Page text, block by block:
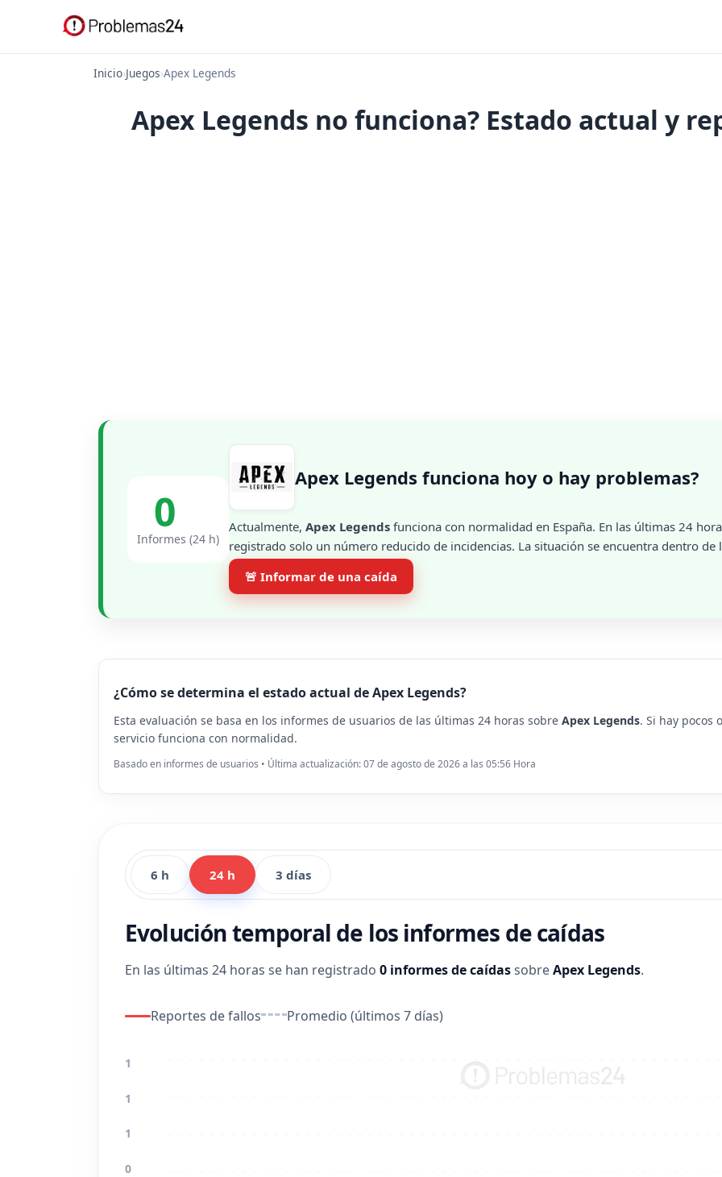
Inicio›Juegos›Apex Legends
Apex Legends no funciona? Estado actual y
0
Informes (24 h)
Apex Legends funciona hoy o hay problemas?
Actualmente, Apex Legends funciona con normalidad en España. En las últimas 24
registrado solo un número reducido de incidencias. La situación se encuentra dentro de
🚨 Informar de una caída
¿Cómo se determina el estado actual de Apex Legends?
Esta evaluación se basa en los informes de usuarios de las últimas 24 horas sobre Apex Legends. Si hay pocos
servicio funciona con normalidad.
Basado en informes de usuarios • Última actualización: 07 de agosto de 2026 a las 05:56 Hora
6 h 24 h 3 días
Evolución temporal de los informes de caídas
En las últimas 24 horas se han registrado 0 informes de caídassobreApex Legends.
Reportes de fallos Promedio (últimos 7 días)
1
1
1
0